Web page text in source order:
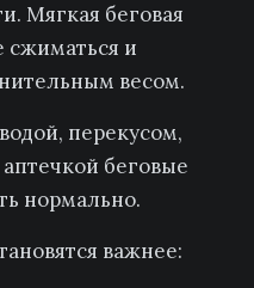
Мягкая беговая
сжиматься и
весом.
перекусом,
беговые
нормально.
важнее: